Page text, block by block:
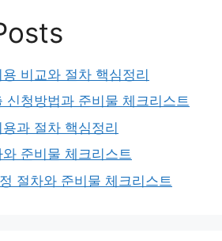
비교와 절차 핵심정리
신청방법과 준비물 체크리스트
과 절차 핵심정리
준비물 체크리스트
절차와 준비물 체크리스트